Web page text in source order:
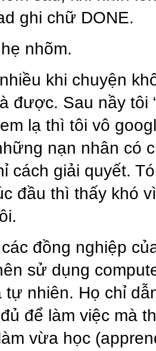
ghi chữ DONE.
nhõm.
khi chuyện
được. Sau nầy tôi
lạ thì tôi vô
nạn nhân có
cách giải quyết.
đầu thì thấy khó
đồng nghiệp
sử dụng
tự nhiên. Họ chỉ
để làm việc mà
vừa học